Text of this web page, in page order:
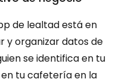
de lealtad está en
y organizar datos de
se identifica en tu